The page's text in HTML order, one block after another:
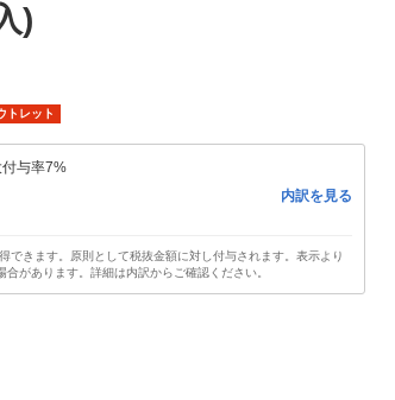
)
トレット
与率7%
内訳を見る
できます。原則として税抜金額に対し付与されます。表示より
があります。詳細は内訳からご確認ください。